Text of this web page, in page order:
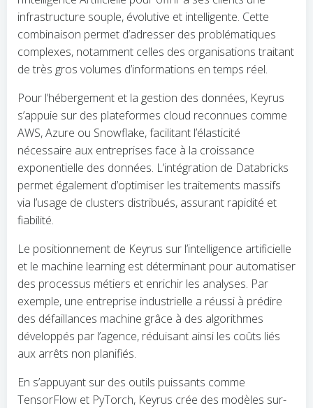
infrastructure souple, évolutive et intelligente. Cette
combinaison permet d’adresser des problématiques
complexes, notamment celles des organisations traitant
de très gros volumes d’informations en temps réel.
Pour l’hébergement et la gestion des données, Keyrus
s’appuie sur des plateformes cloud reconnues comme
AWS, Azure ou Snowflake, facilitant l’élasticité
nécessaire aux entreprises face à la croissance
exponentielle des données. L’intégration de Databricks
permet également d’optimiser les traitements massifs
via l’usage de clusters distribués, assurant rapidité et
fiabilité.
Le positionnement de Keyrus sur l’intelligence artificielle
et le machine learning est déterminant pour automatiser
des processus métiers et enrichir les analyses. Par
exemple, une entreprise industrielle a réussi à prédire
des défaillances machine grâce à des algorithmes
développés par l’agence, réduisant ainsi les coûts liés
aux arrêts non planifiés.
En s’appuyant sur des outils puissants comme
TensorFlow et PyTorch, Keyrus crée des modèles sur-